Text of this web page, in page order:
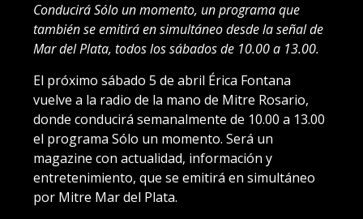
Conducirá Sólo un momento, un programa que
también se emitirá en simultáneo desde la señal de
Mar del Plata, todos los sábados de 10.00 a 13.00.
El próximo sábado 5 de abril Érica Fontana
vuelve a la radio de la mano de Mitre Rosario,
donde conducirá semanalmente de 10.00 a 13.00
el programa Sólo un momento. Será un
magazine con actualidad, información y
entretenimiento, que se emitirá en simultáneo
por Mitre Mar del Plata.